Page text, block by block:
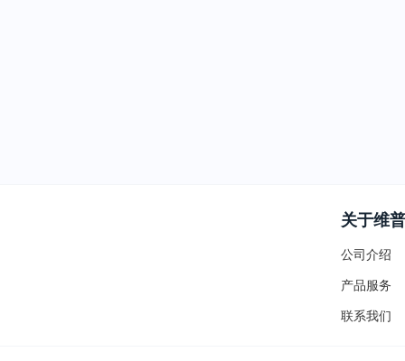
关于维普
公司介绍
产品服务
联系我们